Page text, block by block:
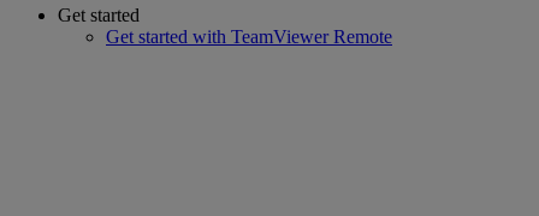
Get started
Get started with TeamViewer Remote